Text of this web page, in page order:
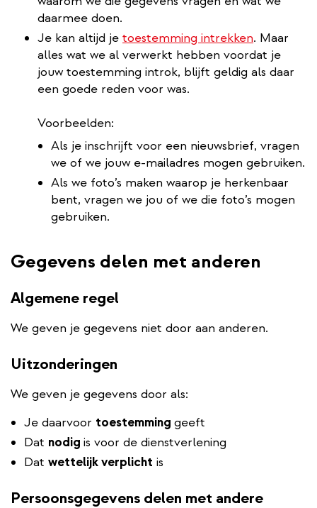
daarmee doen.
Je kan altijd je toestemming intrekken. Maar
alles wat we al verwerkt hebben voordat je
jouw toestemming introk, blijft geldig als daar
een goede reden voor was.
Voorbeelden:
Als je inschrijft voor een nieuwsbrief, vragen
we of we jouw e-mailadres mogen gebruiken.
Als we foto’s maken waarop je herkenbaar
bent, vragen we jou of we die foto’s mogen
gebruiken.
Gegevens delen met anderen
Algemene regel
We geven je gegevens niet door aan anderen.
Uitzonderingen
We geven je gegevens door als:
Je daarvoor toestemming geeft
Dat nodig is voor de dienstverlening
Dat wettelijk verplicht is
Persoonsgegevens delen met andere